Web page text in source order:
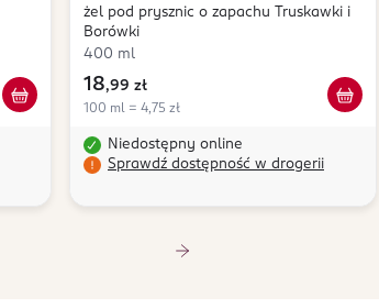
żel pod prysznic o zapachu Truskawki i
Borówki
400 ml
18,99 zł
100 ml = 4,75 zł
Niedostępny online
Sprawdź dostępność w drogerii